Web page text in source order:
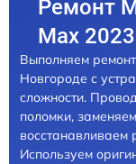
Ремонт
Max
Выполняем
Новгороде с
сложности.
поломки,
восстанавливаем
Используем